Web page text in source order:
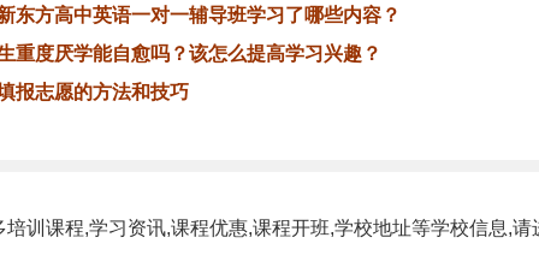
东方高中英语一对一辅导班学习了哪些内容？
重度厌学能自愈吗？该怎么提高学习兴趣？
报志愿的方法和技巧
培训课程,学习资讯,课程优惠,课程开班,学校地址等学校信息,请